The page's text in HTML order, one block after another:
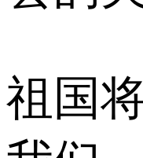
祖国